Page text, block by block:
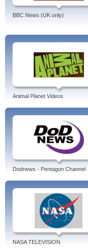
BBC News (UK only)
Animal Planet Videos
Dodnews - Pentagon Channel
NASA TELEVISION